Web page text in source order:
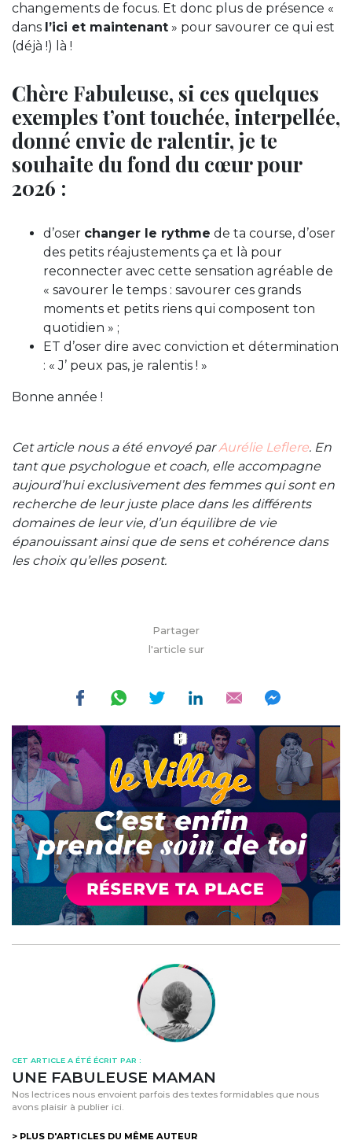
changements de focus. Et donc plus de présence «
dans l’ici et maintenant » pour savourer ce qui est
(déjà !) là !
Chère Fabuleuse, si ces quelques
exemples t’ont touchée, interpellée,
donné envie de ralentir, je te
souhaite du fond du cœur pour
2026 :
d’oser changer le rythme de ta course, d’oser
des petits réajustements ça et là pour
reconnecter avec cette sensation agréable de
« savourer le temps : savourer ces grands
moments et petits riens qui composent ton
quotidien » ;
ET d’oser dire avec conviction et détermination
: « J’ peux pas, je ralentis ! »
Bonne année !
Cet article nous a été envoyé parAurélie Leflere. En
tant que psychologue et coach, elle accompagne
aujourd’hui exclusivement des femmes qui sont en
recherche de leur juste place dans les différents
domaines de leur vie, d’un équilibre de vie
épanouissant ainsi que de sens et cohérence dans
les choix qu’elles posent.
Partager
l'article sur
CET ARTICLE A ÉTÉ ÉCRIT PAR :
UNE FABULEUSE MAMAN
Nos lectrices nous envoient parfois des textes formidables que nous
avons plaisir à publier ici.
> PLUS D'ARTICLES DU MÊME AUTEUR